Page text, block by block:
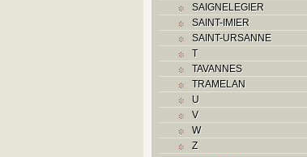
I
J
K
M
Monuments historiques
SAIGNELEGIER
SAINT-IMIER
SAINT-URSANNE
T
TAVANNES
TRAMELAN
U
V
W
Z